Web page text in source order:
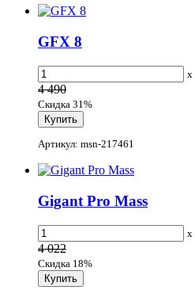
GFX 8
x
4 490
Скидка 31%
Артикул: msn-217461
Gigant Pro Mass
x
4 022
Скидка 18%